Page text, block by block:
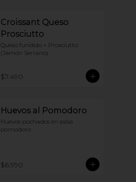
Croissant Queso
Prosciutto
Queso fundido + Prosciutto
(Jamón Serrano)
$7.490
Huevos al Pomodoro
Huevos pochados en salsa
pomodoro
$6.990